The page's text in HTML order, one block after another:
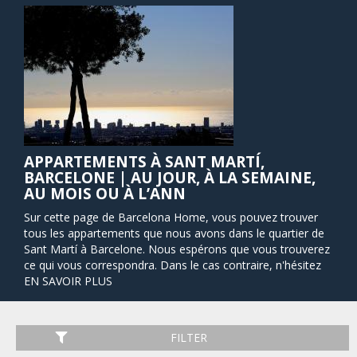
APPARTEMENTS À SANT MARTÍ,
BARCELONE | AU JOUR, À LA SEMAINE,
AU MOIS OU À L’ANN
Sur cette page de Barcelona Home, vous pouvez trouver
tous les appartements que nous avons dans le quartier de
Sant Martí à Barcelone. Nous espérons que vous trouverez
ce qui vous correspondra. Dans le cas contraire, n'hésitez
pas à nous contacter pour obtenir de l'aide.
terme de taille et de population. La zone de Sant Martí est
l’une des plus importantes d’Espagne en terme d’industrie.
EN SAVOIR PLUS
FILTER